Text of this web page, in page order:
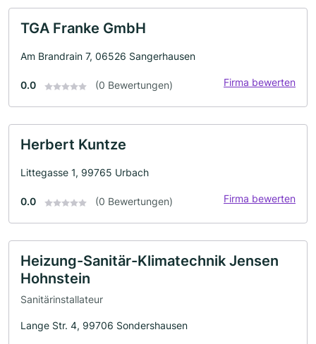
TGA Franke GmbH
Am Brandrain 7, 06526 Sangerhausen
0.0 (0 Bewertungen) Firma bewerten
Herbert Kuntze
Littegasse 1, 99765 Urbach
0.0 (0 Bewertungen) Firma bewerten
Heizung-Sanitär-Klimatechnik Jensen
Hohnstein
Sanitärinstallateur
Lange Str. 4, 99706 Sondershausen